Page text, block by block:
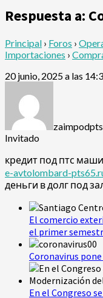
Respuesta a:
Principal › Foros ›
Importaciones ›
20 junio, 2025 a las
Invitado
кредит под птс
e-avtolombard-
деньги в долг под
El comercio
el primer
Coronavirus
En el Congreso